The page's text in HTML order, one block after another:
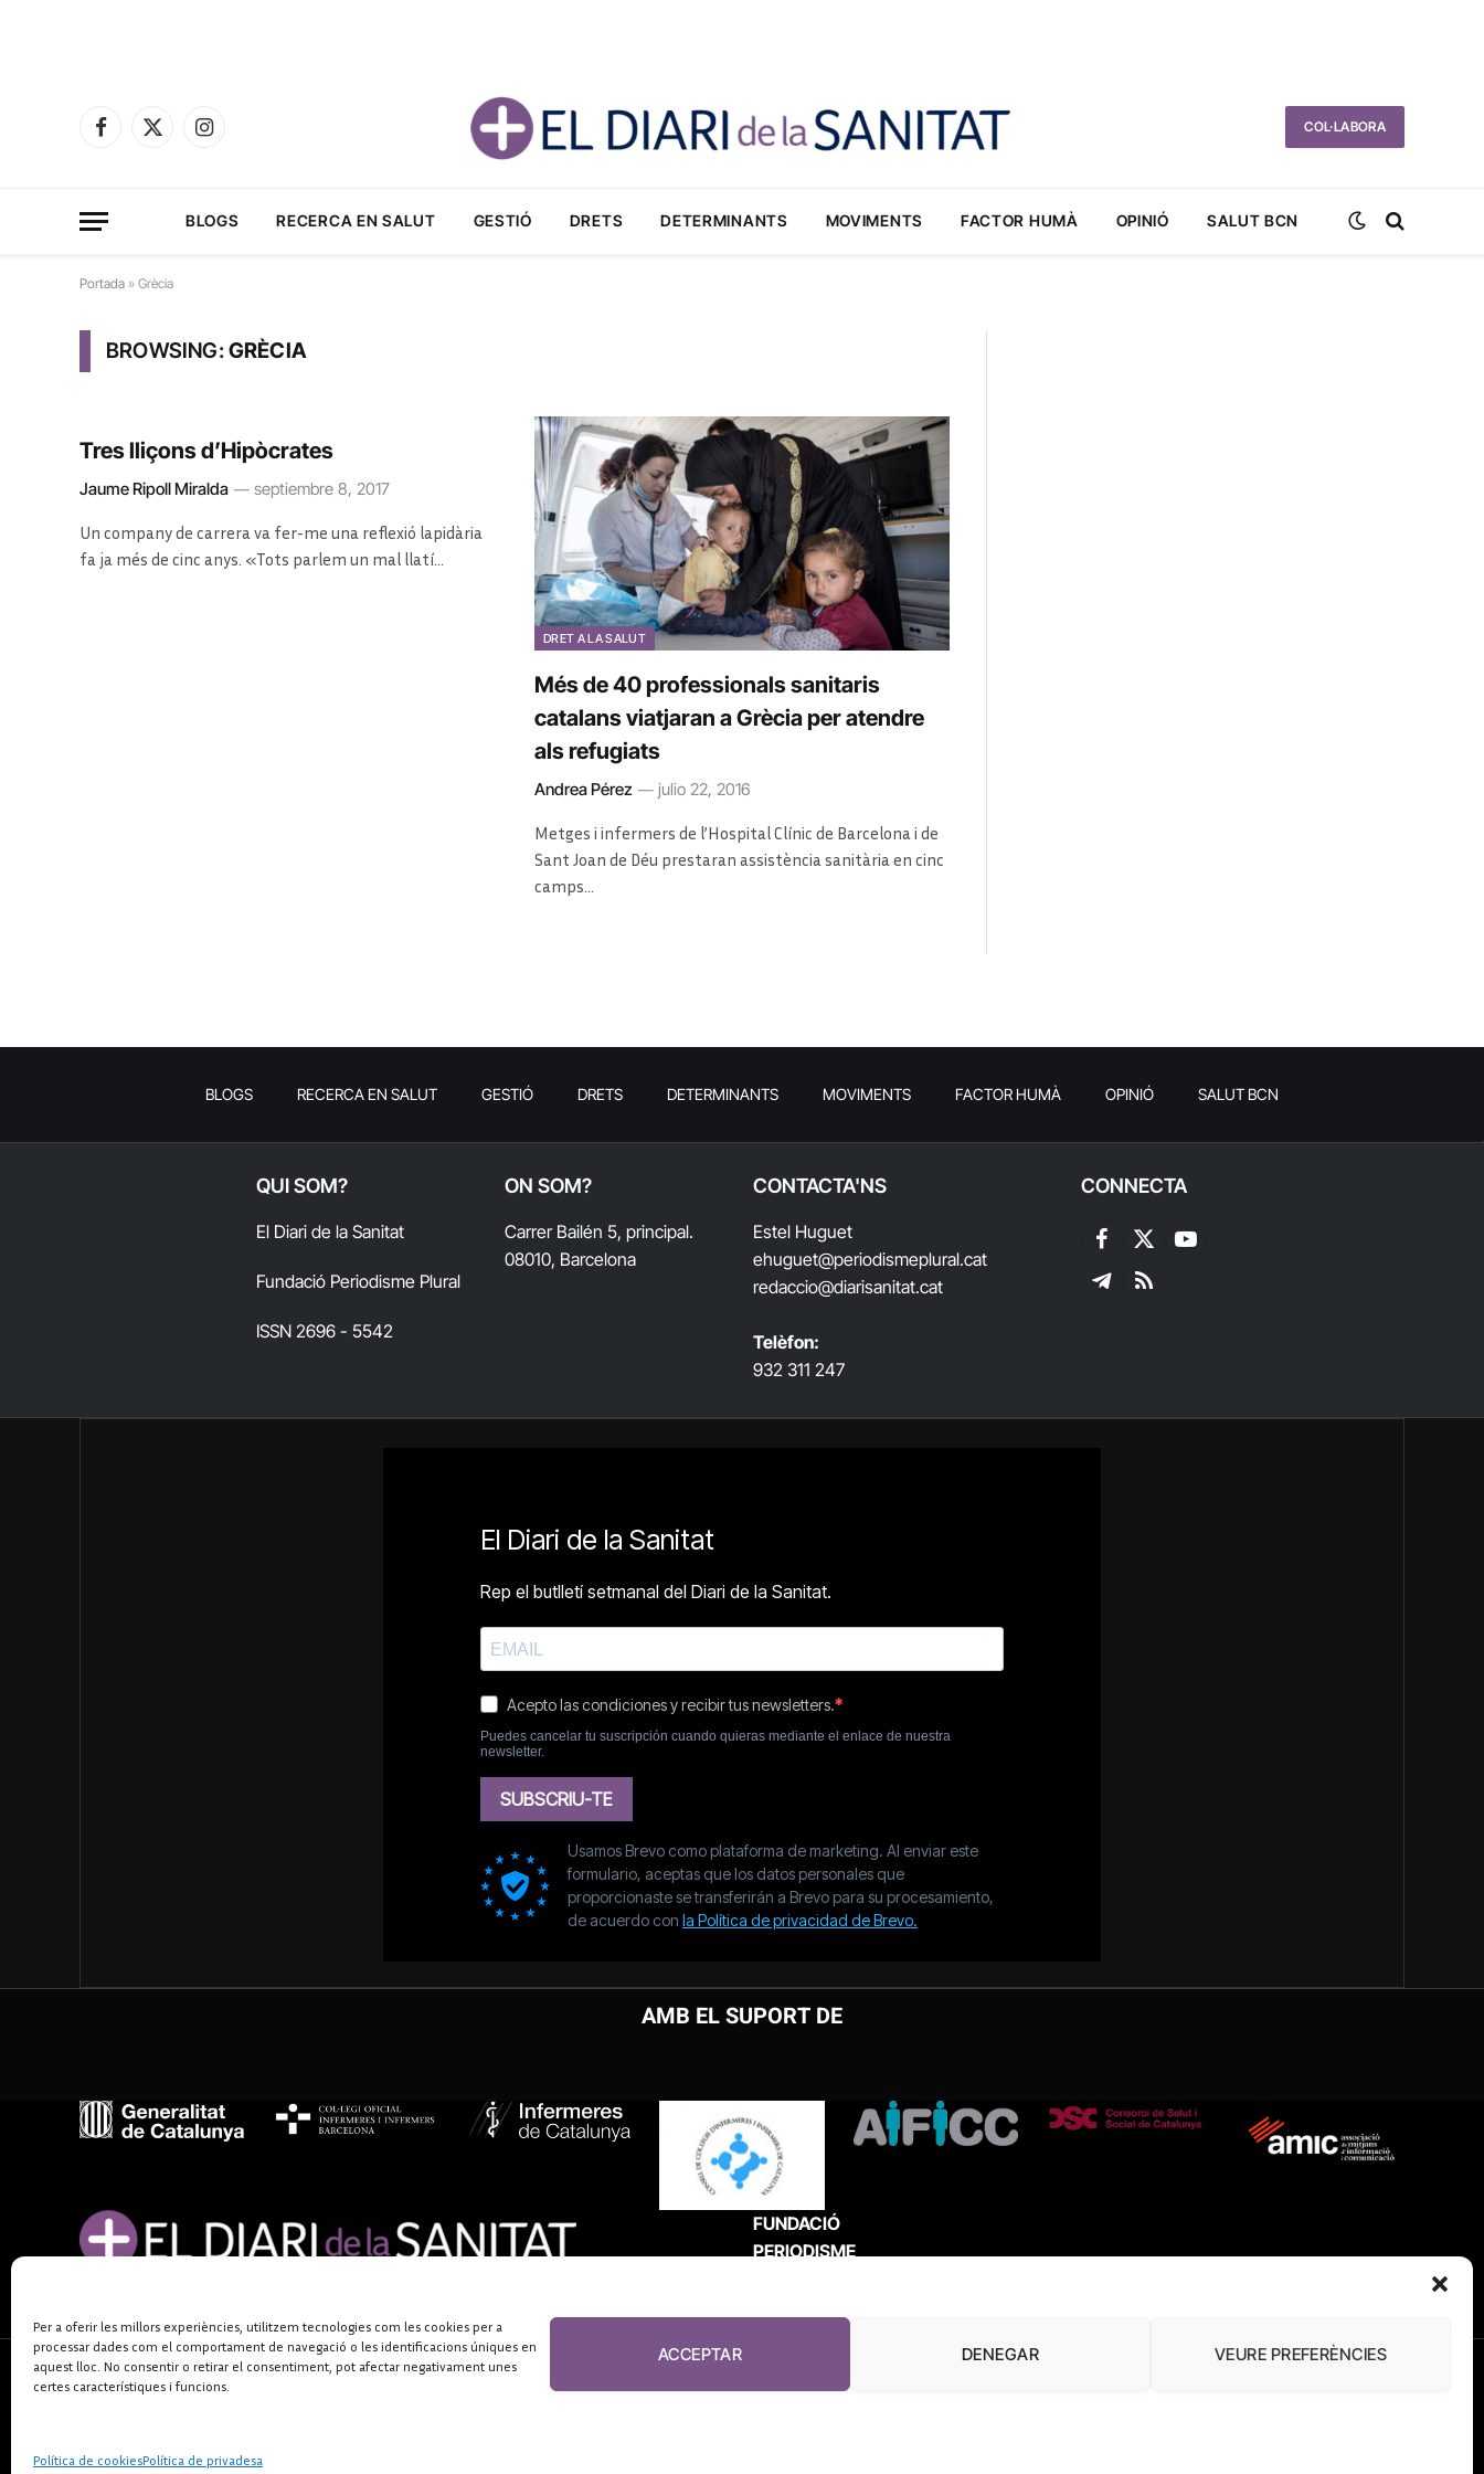
Per a oferir les millors experiències, utilitzem tecnologies com les cookies per a
processar dades com el comportament de navegació o les identificacions úniques en
aquest lloc. No consentir o retirar el consentiment, pot afectar negativament unes
certes característiques i funcions.
ACCEPTAR DENEGAR VEURE PREFERÈNCIES
Política de cookiesPolítica de privadesa
Facebook
X
Instagram
COL·LABORA
BLOGS RECERCA EN SALUT GESTIÓ DRETS DETERMINANTS MOVIMENTS FACTOR HUMÀ OPINIÓ SALUT BCN
Portada » Grècia
BROWSING:GRÈCIA
Tres lliçons d’Hipòcrates
Jaume Ripoll Miralda septiembre 8, 2017
Un company de carrera va fer-me una reflexió lapidària
fa ja més de cinc anys. «Tots parlem un mal llatí…
DRET A LA SALUT
Més de 40 professionals sanitaris
catalans viatjaran a Grècia per atendre
als refugiats
Andrea Pérez julio 22, 2016
Metges i infermers de l’Hospital Clínic de Barcelona i de
Sant Joan de Déu prestaran assistència sanitària en cinc
camps…
BLOGS RECERCA EN SALUT GESTIÓ DRETS DETERMINANTS MOVIMENTS FACTOR HUMÀ OPINIÓ SALUT BCN
QUI SOM?
El Diari de la Sanitat
Fundació Periodisme Plural
ISSN 2696 - 5542
ON SOM?
Carrer Bailén 5, principal.
08010, Barcelona
CONTACTA'NS
Estel Huguet
ehuguet@periodismeplural.cat
redaccio@diarisanitat.cat
Telèfon:
932 311 247
CONNECTA
Facebook
X
(Twitter)
YouTube
TelegramRSS
AMB EL SUPORT DE
FUNDACIÓ
PERIODISME